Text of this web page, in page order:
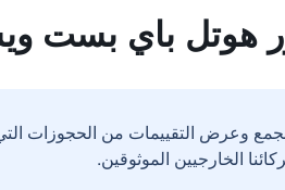
هوتل باي بست
وعرض التقييمات من الحجوزات